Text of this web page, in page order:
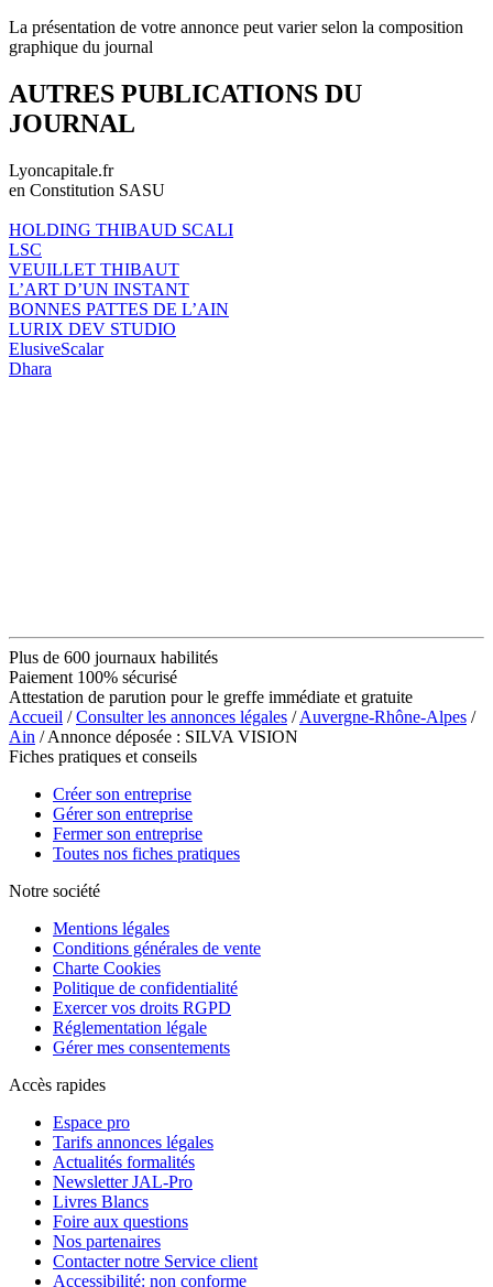
La présentation de votre annonce peut varier selon la composition
graphique du journal
AUTRES PUBLICATIONS DU
JOURNAL
Lyoncapitale.fr
en Constitution SASU
HOLDING THIBAUD SCALI
LSC
VEUILLET THIBAUT
L’ART D’UN INSTANT
BONNES PATTES DE L’AIN
LURIX DEV STUDIO
ElusiveScalar
Dhara
Plus de 600 journaux habilités
Paiement 100% sécurisé
Attestation de parution pour le greffe immédiate et gratuite
Accueil /Consulter les annonces légales /Auvergne-Rhône-Alpes /
Ain / Annonce déposée : SILVA VISION
Fiches pratiques et conseils
Créer son entreprise
Gérer son entreprise
Fermer son entreprise
Toutes nos fiches pratiques
Notre société
Mentions légales
Conditions générales de vente
Charte Cookies
Politique de confidentialité
Exercer vos droits RGPD
Réglementation légale
Gérer mes consentements
Accès rapides
Espace pro
Tarifs annonces légales
Actualités formalités
Newsletter JAL-Pro
Livres Blancs
Foire aux questions
Nos partenaires
Contacter notre Service client
Accessibilité: non conforme